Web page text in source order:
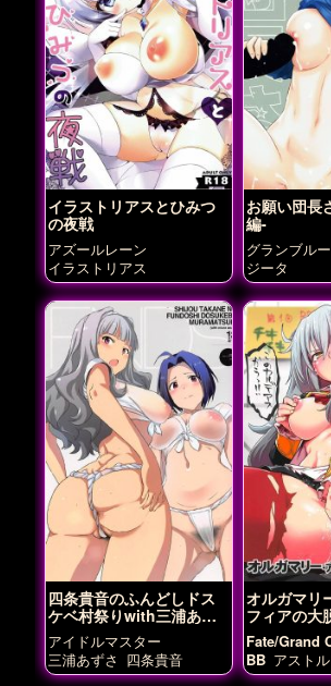
イラストリアスとひみつ
の夜戦
アズールレーン
イラストリアス
お願い団長
編-
グランブル
ジータ
四条貴音のふんどしドス
ケベ村祭りwith三浦あず
さ
アイドルマスター
三浦あずさ 四条貴音
オルガマリ
フィアの大
Fate/Grand
BB アスト
リー・アニ